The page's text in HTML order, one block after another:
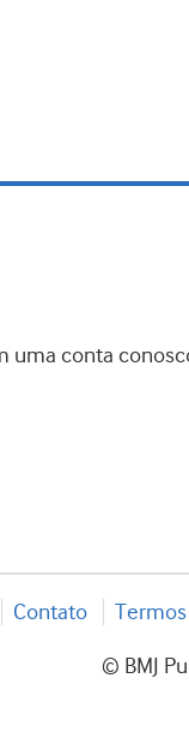
uma conta
Contato
© BMJ